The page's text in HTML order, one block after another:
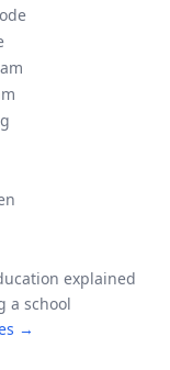
explained
a school
→